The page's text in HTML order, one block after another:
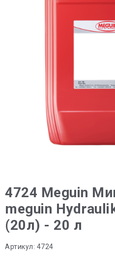
4724 Meguin
meguin
(20л) - 20 л
Артикул: 4724